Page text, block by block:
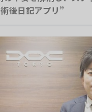
後日記アプリ”